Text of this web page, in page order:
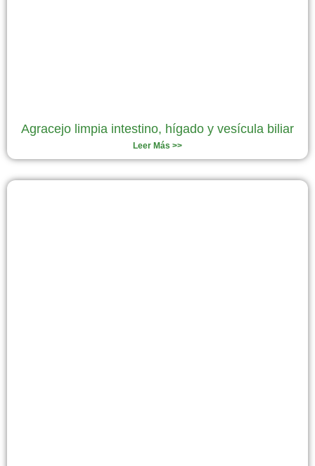
Agracejo limpia intestino, hígado y vesícula biliar
Leer Más >>